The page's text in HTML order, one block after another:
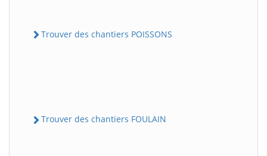
Trouver des chantiers POISSONS
Trouver des chantiers FOULAIN